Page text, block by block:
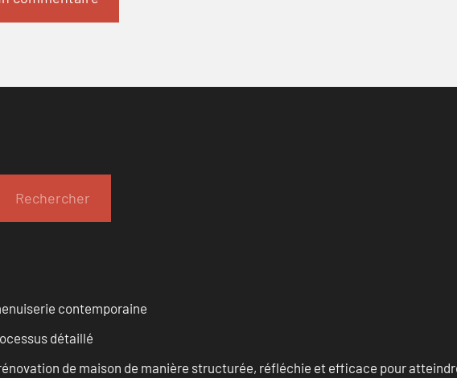
Rechercher
contemporaine
détaillé
de maison de manière structurée, réfléchie et efficace pour